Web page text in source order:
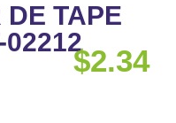
DE TAPE
02212
$2.34